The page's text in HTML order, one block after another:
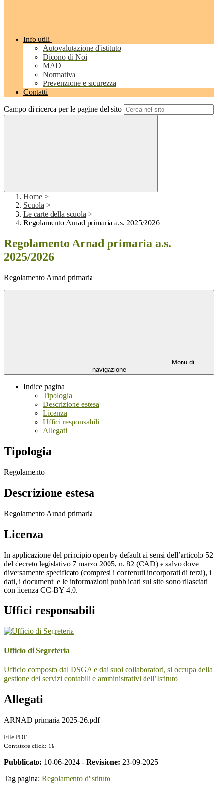
Info utili
Autovalutazione d'istituto
Dicono di Noi
MAD
Normativa
Prevenzione e sicurezza
Contatti
Campo di ricerca per le pagine del sito
Home >
Scuola >
Le carte della scuola >
Regolamento Arnad primaria a.s. 2025/2026
Regolamento Arnad primaria a.s.
2025/2026
Regolamento Arnad primaria
Menu di
navigazione
Indice pagina
Tipologia
Descrizione estesa
Licenza
Uffici responsabili
Allegati
Tipologia
Regolamento
Descrizione estesa
Regolamento Arnad primaria
Licenza
In applicazione del principio open by default ai sensi dell’articolo 52
del decreto legislativo 7 marzo 2005, n. 82 (CAD) e salvo dove
diversamente specificato (compresi i contenuti incorporati di terzi), i
dati, i documenti e le informazioni pubblicati sul sito sono rilasciati
con licenza CC-BY 4.0.
Uffici responsabili
Ufficio di Segreteria
Ufficio composto dal DSGA e dai suoi collaboratori, si occupa della
gestione dei servizi contabili e amministrativi dell’Istituto
Allegati
ARNAD primaria 2025-26.pdf
File PDF
Contatore click: 19
Pubblicato: 10-06-2024 - Revisione: 23-09-2025
Tag pagina: Regolamento d'istituto